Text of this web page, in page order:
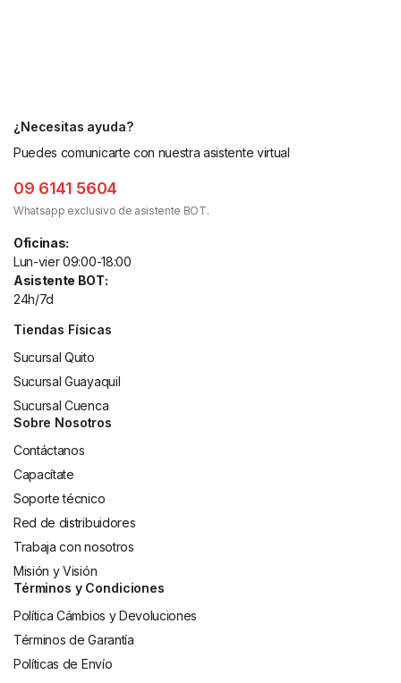
¿Necesitas ayuda?
Puedes comunicarte con nuestra asistente virtual
09 6141 5604
Whatsapp exclusivo de asistente BOT.
Oficinas:
Lun-vier 09:00-18:00
Asistente BOT:
24h/7d
Tiendas Físicas
Sucursal Quito
Sucursal Guayaquil
Sucursal Cuenca
Sobre Nosotros
Contáctanos
Capacítate
Soporte técnico
Red de distribuidores
Trabaja con nosotros
Misión y Visión
Términos y Condiciones
Política Cámbios y Devoluciones
Términos de Garantía
Políticas de Envío